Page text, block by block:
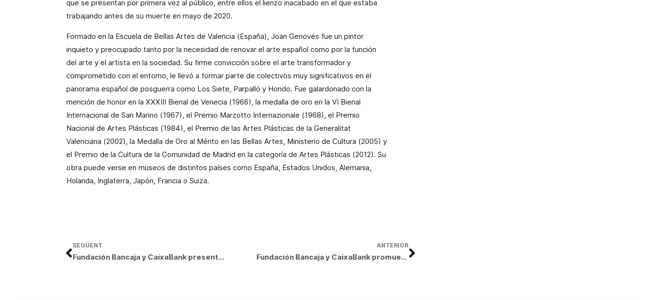
que se presentan por primera vez al público, entre ellos el lienzo inacabado en el que estaba
trabajando antes de su muerte en mayo de 2020.
Formado en la Escuela de Bellas Artes de Valencia (España), Joan Genovés fue un pintor
inquieto y preocupado tanto por la necesidad de renovar el arte español como por la función
del arte y el artista en la sociedad. Su firme convicción sobre el arte transformador y
comprometido con el entorno, le llevó a formar parte de colectivos muy significativos en el
panorama español de posguerra como Los Siete, Parpalló y Hondo. Fue galardonado con la
mención de honor en la XXXIII Bienal de Venecia (1966), la medalla de oro en la VI Bienal
Internacional de San Marino (1967), el Premio Marzotto Internazionale (1968), el Premio
Nacional de Artes Plásticas (1984), el Premio de las Artes Plásticas de la Generalitat
Valenciana (2002), la Medalla de Oro al Mérito en las Bellas Artes, Ministerio de Cultura (2005) y
el Premio de la Cultura de la Comunidad de Madrid en la categoría de Artes Plásticas (2012). Su
obra puede verse en museos de distintos países como España, Estados Unidos, Alemania,
Holanda, Inglaterra, Japón, Francia o Suiza.
ANTERIOR
Fundación Bancaja y CaixaBank promueven la integración de personas con diversidad funcional a través del arte
SEGÜENT
Fundación Bancaja y CaixaBank presentan una exposición de obras realizadas por personas con diversidad funcional inspiradas en Jaume Plensa